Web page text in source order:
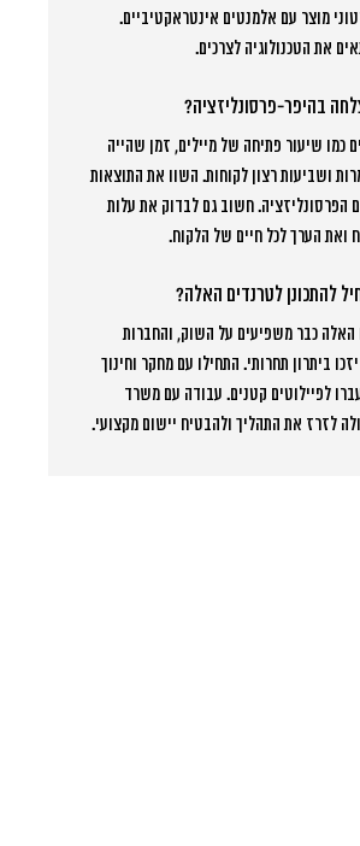
מוצר עם אלמנטים אינטראקטיביים.
את הטכנולוגיה לצרכים.
בהיפר-פרסונליזציה?
כמו שיעור פתיחה של מיילים, זמן שהייה
ושביעות רצון לקוחות. השוו את התוצאות
הפרסונליזציה. חשוב גם לבדוק את עלות
ואת הערך לכל חיים של הלקוח.
להתכונן לטרנדים האלה?
האלה כבר משפיעים על השוק, והחברות
ביתרון תחרותי. התחילו עם מחקר וחינוך
לפיילוטים קטנים. עבודה עם משרד
לזרז את התהליך ולהבטיח יישום מקצועי.